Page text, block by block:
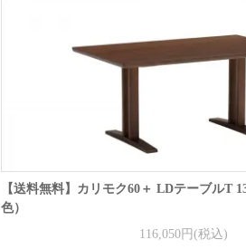
【送料無料】カリモク60＋ LDテーブルT
色）
116,050円(税込)